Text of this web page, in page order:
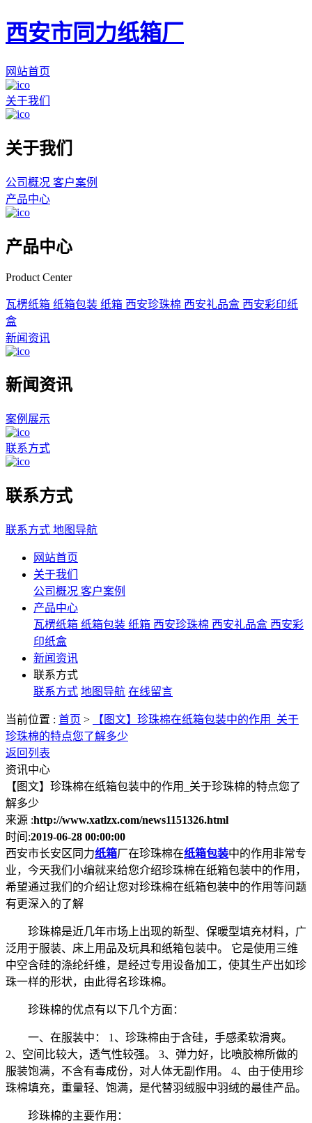
西安市同力纸箱厂
网站首页
关于我们
关于我们
公司概况 客户案例
产品中心
产品中心
Product Center
瓦楞纸箱 纸箱包装 纸箱 西安珍珠棉 西安礼品盒 西安彩印纸
盒
新闻资讯
新闻资讯
案例展示
联系方式
联系方式
联系方式 地图导航
网站首页
关于我们
公司概况 客户案例
产品中心
瓦楞纸箱 纸箱包装 纸箱 西安珍珠棉 西安礼品盒 西安彩
印纸盒
新闻资讯
联系方式
联系方式 地图导航 在线留言
当前位置 : 首页 >
【图文】珍珠棉在纸箱包装中的作用_关于
珍珠棉的特点您了解多少
返回列表
资讯中心
【图文】珍珠棉在纸箱包装中的作用_关于珍珠棉的特点您了
解多少
来源 :http://www.xatlzx.com/news1151326.html
时间:2019-06-28 00:00:00
西安市长安区同力纸箱厂在珍珠棉在纸箱包装中的作用非常专
业，今天我们小编就来给您介绍珍珠棉在纸箱包装中的作用，
希望通过我们的介绍让您对珍珠棉在纸箱包装中的作用等问题
有更深入的了解
珍珠棉是近几年市场上出现的新型、保暖型填充材料，广
泛用于服装、床上用品及玩具和纸箱包装中。 它是使用三维
中空含硅的涤纶纤维，是经过专用设备加工，使其生产出如珍
珠一样的形状，由此得名珍珠棉。
珍珠棉的优点有以下几个方面：
一、在服装中： 1、珍珠棉由于含硅，手感柔软滑爽。
2、空间比较大，透气性较强。 3、弹力好，比喷胶棉所做的
服装饱满，不含有毒成份，对人体无副作用。 4、由于使用珍
珠棉填充，重量轻、饱满，是代替羽绒服中羽绒的最佳产品。
珍珠棉的主要作用：